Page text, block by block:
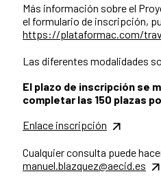
Más información sobre el
el formulario de inscripción,
https://plataformac.com/
Las diferentes modalidades
El plazo de inscripción se
completar las 150 plazas
Enlace inscripción
Cualquier consulta puede
manuel.blazquez@aecid.es